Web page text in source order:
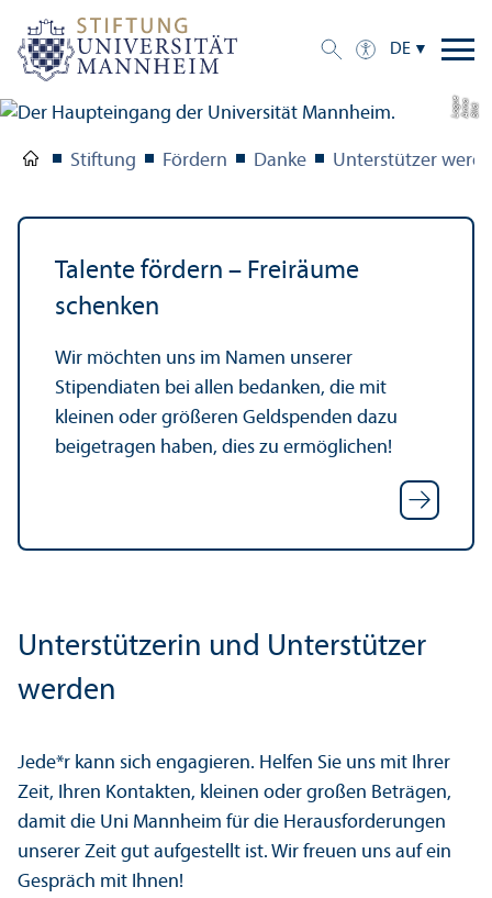
DE
Bil
d:
A
n
n
aL
o
g
u
e
Stiftung Fördern Danke Unter­stützer
Talente fördern – Freiräume
schenken
Wir möchten uns im Namen unserer
Stipendiaten bei allen bedanken, die mit
kleinen oder größeren Geldspenden dazu
beigetragen haben, dies zu ermöglichen!
Unter­stützerin und Unter­stützer
werden
Jede*r kann sich engagieren. Helfen Sie uns mit Ihrer
Zeit, Ihren Kontakten, kleinen oder großen Beträgen,
damit die Uni Mannheim für die Herausforderungen
unserer Zeit gut aufgestellt ist. Wir freuen uns auf ein
Gespräch mit Ihnen!